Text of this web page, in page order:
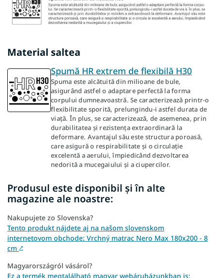
Material saltea
Spumă HR extrem de flexibilă H30
Spuma este alcătuită din milioane de bule,
asigurând astfel o adaptare perfectă la forma
corpului dumneavoastră. Se caracterizează printr-o
flexibilitate sporită, prelungindu-i astfel durata de
viață. În plus, se caracterizează, de asemenea, prin
durabilitatea și rezistența extraordinară la
deformare. Avantajul său este structura poroasă,
care asigură o respirabilitate și o circulație
excelentă a aerului, împiedicând dezvoltarea
nedorită a mucegaiului și a ciupercilor.
Produsul este disponibil și în alte
magazine ale noastre:
Nakupujete zo Slovenska?
Tento produkt nájdete aj na našom slovenskom
internetovom obchode: Vrchný matrac Nero Max 180x200 - 8
cm ↗
Magyarországról vásárol?
Ez a termék megtalálható magyar webáruházunkban is: